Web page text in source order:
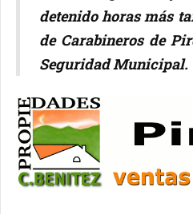
detenido horas más
de Carabineros de
Seguridad Municipal.